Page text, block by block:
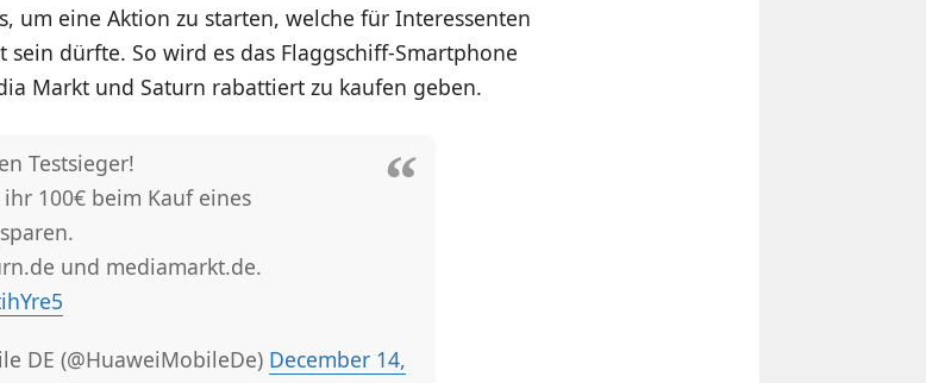
um eine Aktion zu starten, welche für Interessenten
sein dürfte. So wird es das Flaggschiff-Smartphone
Markt und Saturn rabattiert zu kaufen geben.
Testsieger!
100€ beim Kauf eines
und mediamarkt.de.
DE (@HuaweiMobileDe) December 14,